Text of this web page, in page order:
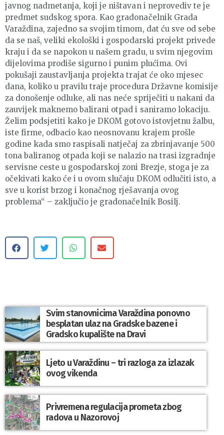
javnog nadmetanja, koji je ništavan i neprovediv te je
predmet sudskog spora. Kao gradonačelnik Grada
Varaždina, zajedno sa svojim timom, dat ću sve od sebe
da se naš, veliki ekološki i gospodarski projekt privede
kraju i da se napokon u našem gradu, u svim njegovim
dijelovima prodiše sigurno i punim plućima. Ovi
pokušaji zaustavljanja projekta trajat će oko mjesec
dana, koliko u pravilu traje procedura Državne komisije
za donošenje odluke, ali nas neće spriječiti u nakani da
zauvijek maknemo balirani otpad i saniramo lokaciju.
Želim podsjetiti kako je DKOM gotovo istovjetnu žalbu,
iste firme, odbacio kao neosnovanu krajem prošle
godine kada smo raspisali natječaj za zbrinjavanje 500
tona baliranog otpada koji se nalazio na trasi izgradnje
servisne ceste u gospodarskoj zoni Brezje, stoga je za
očekivati kako će i u ovom slučaju DKOM odlučiti isto, a
sve u korist brzog i konačnog rješavanja ovog
problema“ – zaključio je gradonačelnik Bosilj.
Svim stanovnicima Varaždina ponovno
besplatan ulaz na Gradske bazene i
Gradsko kupalište na Dravi
Ljeto u Varaždinu – tri razloga za izlazak
ovog vikenda
Privremena regulacija prometa zbog
radova u Nazorovoj